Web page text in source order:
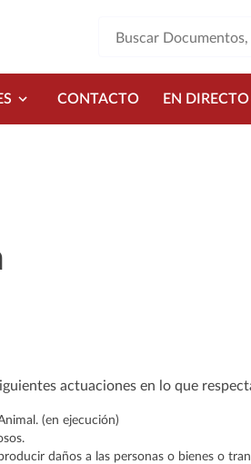
CONTACTO EN DIRECTO
actuaciones en lo que
(en ejecución)
daños a las personas o bienes o